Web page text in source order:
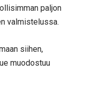
paljon
valmistelussa.
siihen,
muodostuu